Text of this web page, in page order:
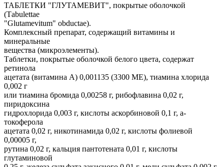
ТАБЛЕТКИ "ГЛУТАМЕВИТ", покрытые оболочкой
(Таbulettaе
"Glutamevitum" оbductaе).
Комплексный препарат, содержащий витамины и
минеральные
вещества (микроэлементы).
Таблетки, покрытые оболочкой белого цвета, содержат
ретинола
ацетата (витамина А) 0,001135 (3300 МЕ), тиамина хлорида
0,002 г
или тиамина бромида 0,00258 г, рибофлавина 0,02 г,
пиридоксина
гидрохлорида 0,003 г, кислоты аскорбиновой 0,1 г, a-
токоферола
ацетата 0,02 г, никотинамида 0,02 г, кислоты фолиевой
0,00005 г,
рутина 0,02 г, кальция пантотената 0,01 г, кислоты
глутаминовой